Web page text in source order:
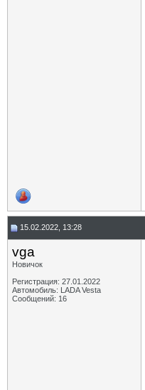
15.02.2022, 13:28
vga
Новичок
Регистрация: 27.01.2022
Автомобиль: LADA Vesta
Сообщений: 16